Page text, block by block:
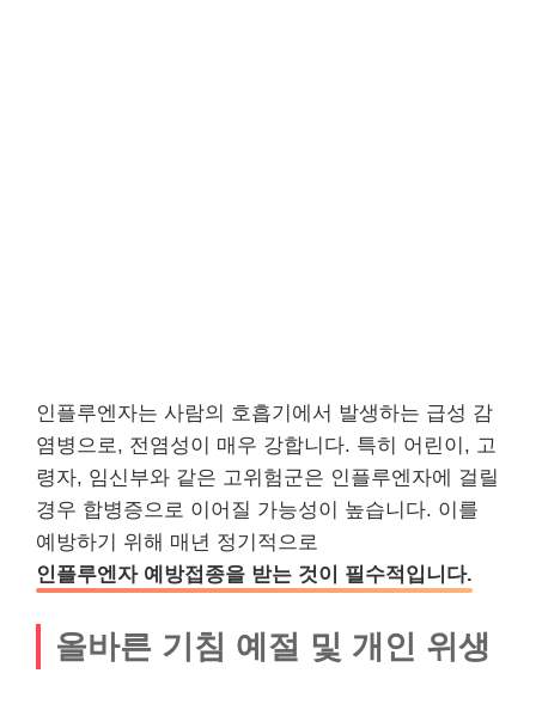
인플루엔자는 사람의 호흡기에서 발생하는 급성 감
염병으로, 전염성이 매우 강합니다. 특히 어린이, 고
령자, 임신부와 같은 고위험군은 인플루엔자에 걸릴
경우 합병증으로 이어질 가능성이 높습니다. 이를
예방하기 위해 매년 정기적으로
인플루엔자 예방접종을 받는 것이 필수적입니다.
올바른 기침 예절 및 개인 위생